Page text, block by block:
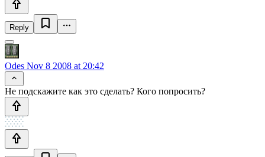
Reply
Odes Nov 8 2008 at 20:42
Не подскажите как это сделать? Кого попросить?